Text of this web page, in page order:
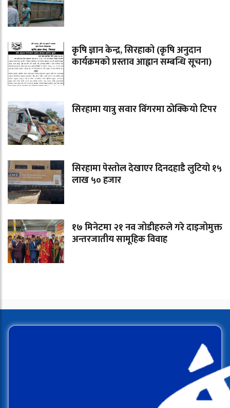
कृषि ज्ञान केन्द्र, सिरहाको (कृषि अनुदान
कार्यक्रमको प्रस्ताव आह्वान सम्बन्धि सूचना)
सिरहामा यात्रु सवार विंगरमा ठोक्कियो टिपर
सिरहामा पेस्तोल देखाएर दिनदहाडै लुटियो १५
लाख ५० हजार
१७ मिनेटमा २१ नव जोडीहरुले गरे दाइजोमुक्त
अन्तरजातीय सामूहिक विवाह